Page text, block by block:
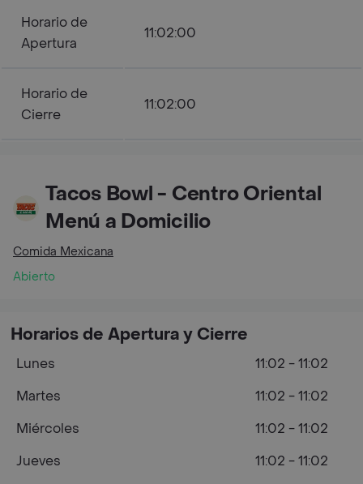
Horario de
Apertura
11:02:00
Horario de
Cierre
11:02:00
Tacos Bowl - Centro Oriental
Menú a Domicilio
Comida Mexicana
Abierto
Horarios de Apertura y Cierre
Lunes
11:02 - 11:02
Martes
11:02 - 11:02
Miércoles
11:02 - 11:02
Jueves
11:02 - 11:02